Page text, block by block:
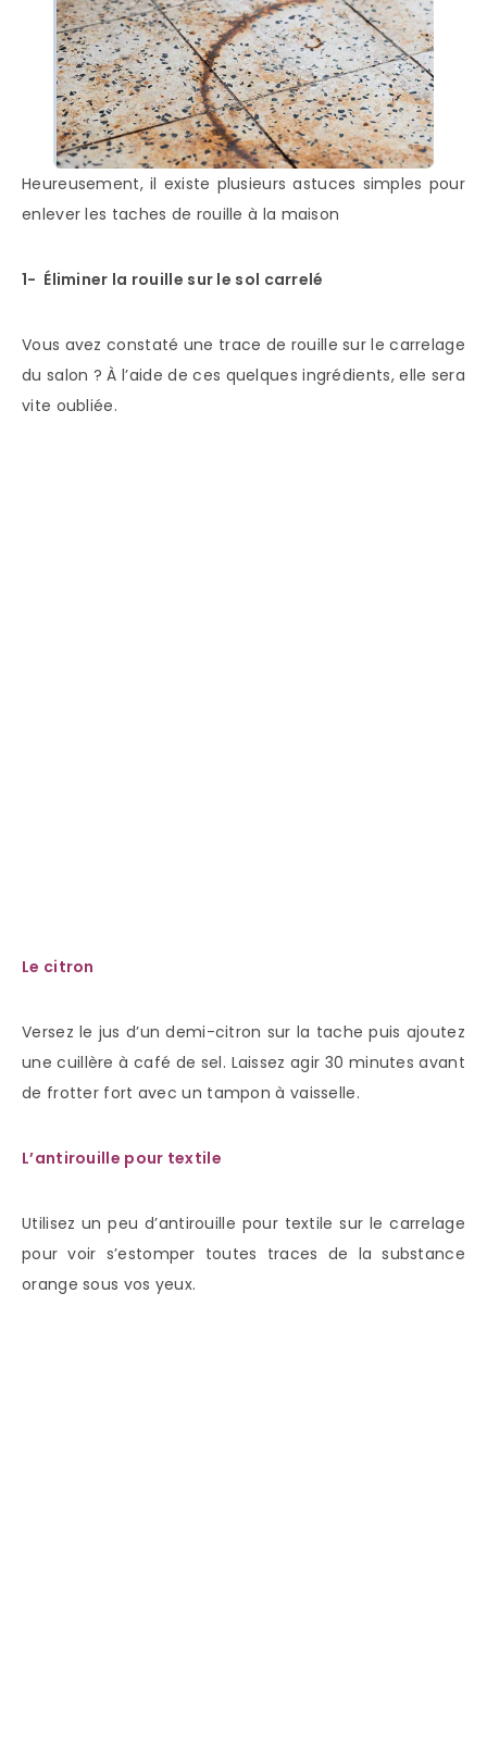
Heureusement, il existe plusieurs astuces simples pour
enlever les taches de rouille à la maison
1- Éliminer la rouille sur le sol carrelé
Vous avez constaté une trace de rouille sur le carrelage
du salon ? À l’aide de ces quelques ingrédients, elle sera
vite oubliée.
Le citron
Versez le jus d’un demi-citron sur la tache puis ajoutez
une cuillère à café de sel. Laissez agir 30 minutes avant
de frotter fort avec un tampon à vaisselle.
L’antirouille pour textile
Utilisez un peu d’antirouille pour textile sur le carrelage
pour voir s’estomper toutes traces de la substance
orange sous vos yeux.